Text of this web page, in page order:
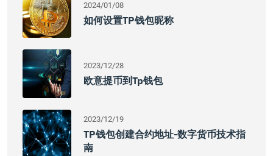
2024/01/08
如何设置TP钱包昵称
2023/12/28
欧意提币到tp钱包
2023/12/19
TP钱包创建合约地址-数字货币技术指
南